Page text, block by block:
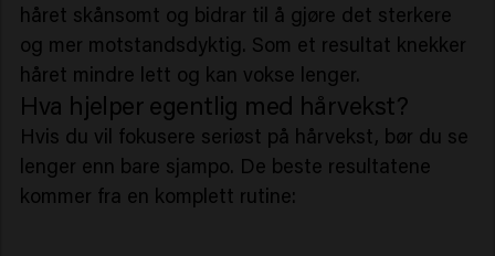
håret skånsomt og bidrar til å gjøre det sterkere
og mer motstandsdyktig. Som et resultat knekker
håret mindre lett og kan vokse lenger.
Hva hjelper egentlig med hårvekst?
Hvis du vil fokusere seriøst på hårvekst, bør du se
lenger enn bare sjampo. De beste resultatene
kommer fra en komplett rutine: